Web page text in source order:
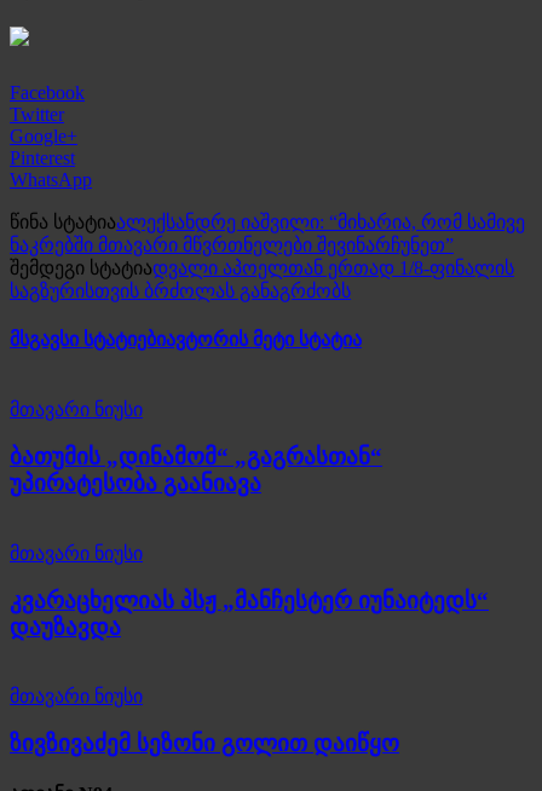
Facebook
Twitter
Google+
Pinterest
WhatsApp
წინა სტატიაალექსანდრე იაშვილი: “მიხარია, რომ სამივე
ნაკრებში მთავარი მწვრთნელები შევინარჩუნეთ”
შემდეგი სტატიადვალი აპოელთან ერთად 1/8-ფინალის
საგზურისთვის ბრძოლას განაგრძობს
მსგავსი სტატიებიავტორის მეტი სტატია
მთავარი ნიუსი
ბათუმის „დინამომ“ „გაგრასთან“
უპირატესობა გაანიავა
მთავარი ნიუსი
კვარაცხელიას პსჟ „მანჩესტერ იუნაიტედს“
დაუზავდა
მთავარი ნიუსი
ზივზივაძემ სეზონი გოლით დაიწყო